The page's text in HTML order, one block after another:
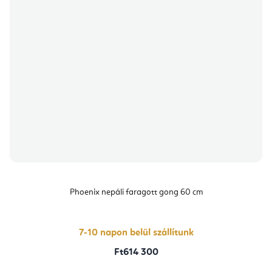
Phoenix nepáli faragott gong 60 cm
7-10 napon belül szállítunk
Ft614 300